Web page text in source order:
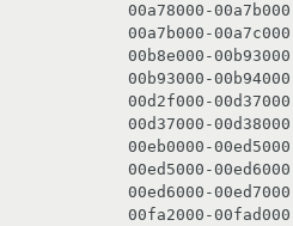
00a78000-
00a7b000-
00b8e000-
00b93000-
00d2f000-
00d37000-
00eb0000-
00ed5000-
00ed6000-
00fa2000-